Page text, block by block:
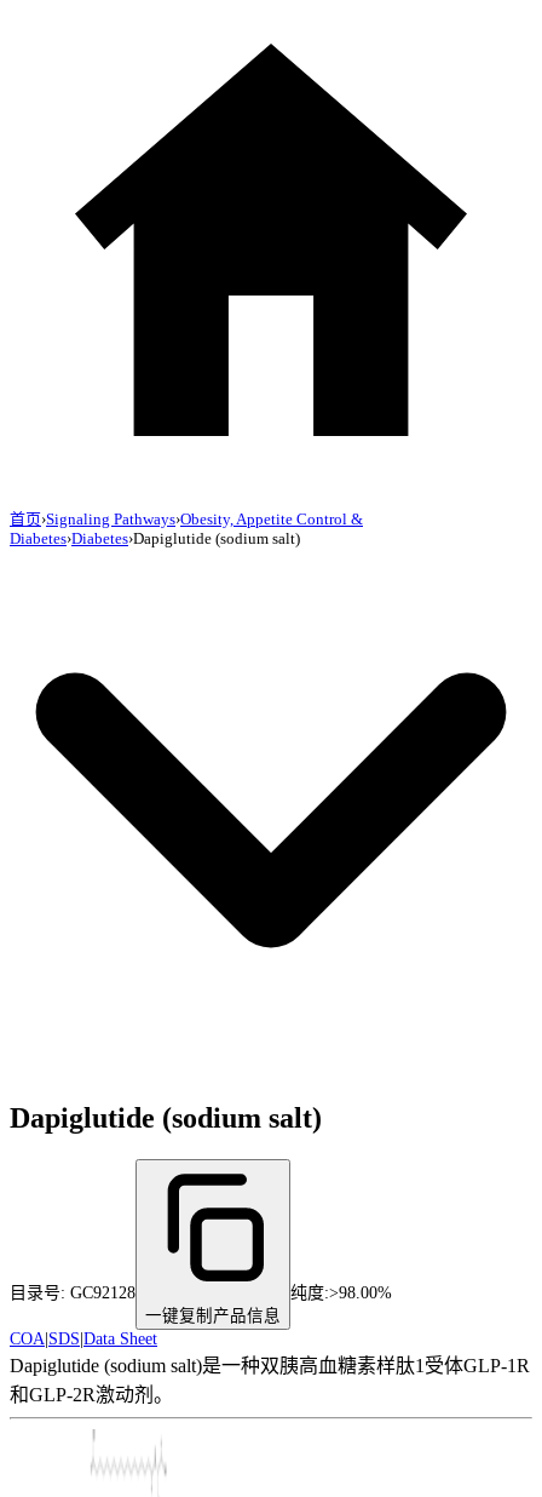
首页›Signaling Pathways›Obesity, Appetite Control &
Diabetes›Diabetes›Dapiglutide (sodium salt)
Dapiglutide (sodium salt)
目录号: GC92128
一键复制产品信息
纯度:>98.00%
COA SDS Data Sheet
Dapiglutide (sodium salt)是一种双胰高血糖素样肽1受体GLP-1R
和GLP-2R激动剂。